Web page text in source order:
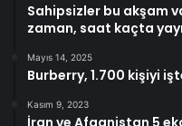
Sahipsizler bu akşam
zaman, saat kaçta
Mayıs 14, 2025
Burberry, 1.700 kişiyi
Kasım 9, 2023
İran ve Afganistan 5